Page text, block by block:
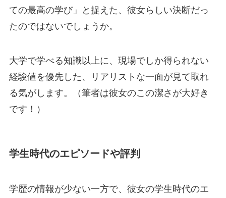
ての最高の学び」と捉えた、彼女らしい決断だっ
たのではないでしょうか。
大学で学べる知識以上に、現場でしか得られない
経験値を優先した、リアリストな一面が見て取れ
る気がします。（筆者は彼女のこの潔さが大好き
です！）
学生時代のエピソードや評判
学歴の情報が少ない一方で、彼女の学生時代のエ